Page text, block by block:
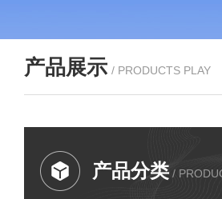
产品展示 / PRODUCTS PLAY
产品分类 /